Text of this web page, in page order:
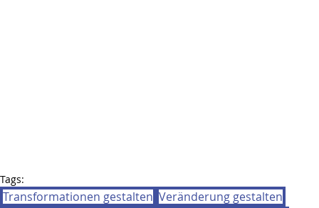
Tags:
Transformationen gestalten Veränderung gestalten